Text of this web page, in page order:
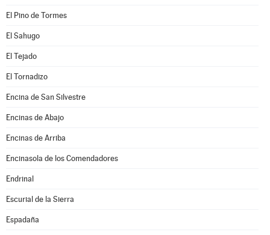
El Pino de Tormes
El Sahugo
El Tejado
El Tornadizo
Encina de San Silvestre
Encinas de Abajo
Encinas de Arriba
Encinasola de los Comendadores
Endrinal
Escurial de la Sierra
Espadaña